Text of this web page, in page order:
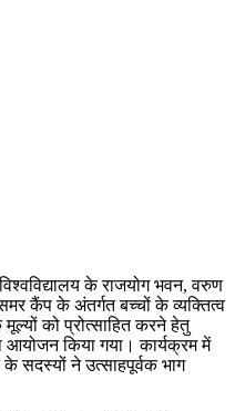
विश्वविद्यालय के राजयोग भवन, वरुण
कैंप के अंतर्गत बच्चों के व्यक्तित्व
को प्रोत्साहित करने हेतु
आयोजन किया गया। कार्यक्रम में
के सदस्यों ने उत्साहपूर्वक भाग